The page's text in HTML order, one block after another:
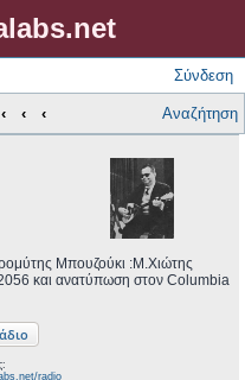
Σύνδεση
Αναζήτηση
Μπουζούκι :Μ.Χιώτης
και ανατύπωση στον Columbia
radio